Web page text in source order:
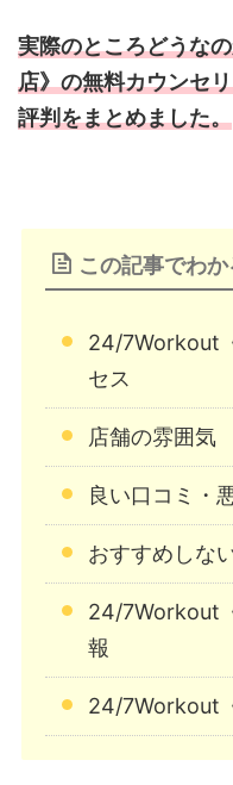
実際のところどうな
店》の無料カウンセ
評判をまとめました。
この記事でわか
24/7Workout
セス
店舗の雰囲気
良い口コミ・
おすすめしな
24/7Workout
報
24/7Workout